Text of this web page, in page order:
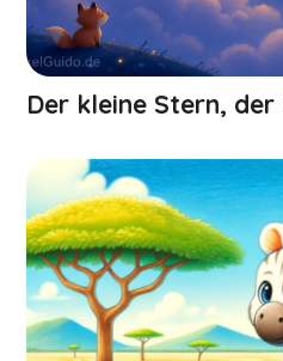
Der kleine Stern,